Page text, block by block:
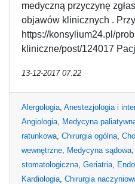
medyczną przyczynę
objawów klinicznych .
https://konsylium24.pl/
kliniczne/post/124017
13-12-2017 07:22
Alergologia, Anestezjologia i
Angiologia, Medycyna
ratunkowa, Chirurgia ogólna,
wewnętrzne, Medycyna sądowa,
stomatologiczna, Geriatria,
Kardiologia, Chirurgia